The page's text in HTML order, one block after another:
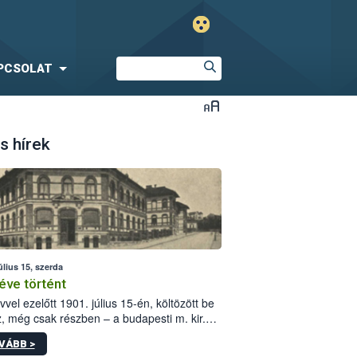
hírek
15, szerda
történt
ezelőtt 1901. július 15-én, költözött be
még csak részben – a budapesti m. kir.
állomás a Kis Rókus utca
alatti, Czigler Győző által tervezett új
>